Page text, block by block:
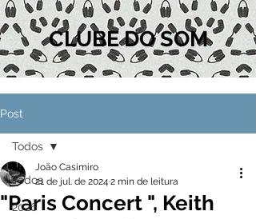
CLUBE DO SOM
Post
Todos
2026
Todos
"Paris Concert ", Keith
João Casimiro
21 de jul. de 2024 2 min de leitura